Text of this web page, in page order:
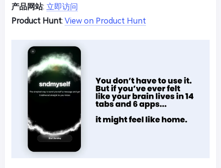
产品网站: 立即访问
Product Hunt: View on Product Hunt